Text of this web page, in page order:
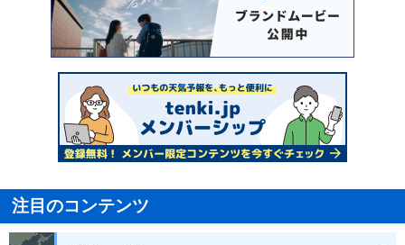
注目のコンテンツ